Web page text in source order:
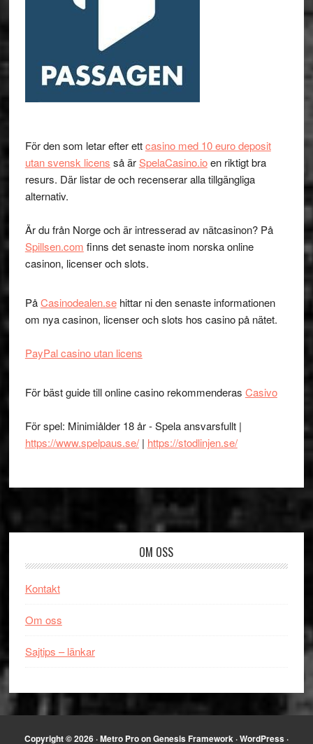
För den som letar efter ettcasino med 10 euro deposit
utan svensk licens så ärSpelaCasino.ioen riktigt bra
resurs. Där listar de och recenserar alla tillgängliga
alternativ.
Är du från Norge och är intresserad av nätcasinon? På
Spillsen.com finns det senaste inom norska online
casinon, licenser och slots.
PåCasinodealen.sehittar ni den senaste informationen
om nya casinon, licenser och slots hos casino på nätet.
PayPal casino utan licens
För bäst guide till online casino rekommenderas Casivo
För spel: Minimiålder 18 år - Spela ansvarsfullt |
https://www.spelpaus.se/| https://stodlinjen.se/
OM OSS
Kontakt
Om oss
Sajtips – länkar
Copyright © 2026 ·Metro ProonGenesis Framework ·WordPress ·